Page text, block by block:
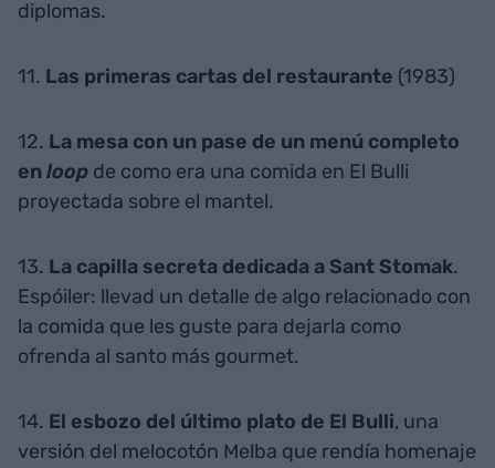
diplomas.
11. Las primeras cartas del restaurante (1983)
12. La mesa con un pase de un menú completo
en loop de como era una comida en El Bulli
proyectada sobre el mantel.
13. La capilla secreta dedicada a Sant Stomak.
Espóiler: llevad un detalle de algo relacionado con
la comida que les guste para dejarla como
ofrenda al santo más gourmet.
14. El esbozo del último plato de El Bulli, una
versión del melocotón Melba que rendía homenaje